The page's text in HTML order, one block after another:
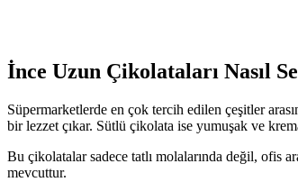
İnce Uzun Çikolataları Nasıl
Süpermarketlerde en çok tercih edilen çeşitler
bir lezzet çıkar. Sütlü çikolata ise yumuşak ve
Bu çikolatalar sadece tatlı molalarında değil, ofis
mevcuttur.